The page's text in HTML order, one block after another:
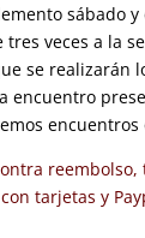
sábado y
tres veces a la
se realizarán
encuentro
encuentros
tarjetas y